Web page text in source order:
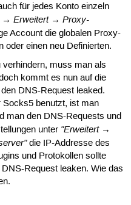
für jedes Konto einzeln
→ Erweitert → Proxy-
Account die globalen Proxy-
oder einen neu Definierten.
muss man als
kommt es nun auf die
DNS-Request leaked.
benutzt, ist man
man den DNS-Requests und
unter "Erweitert →
die IP-Addresse des
und Protokollen sollte
Request leaken. Wie das